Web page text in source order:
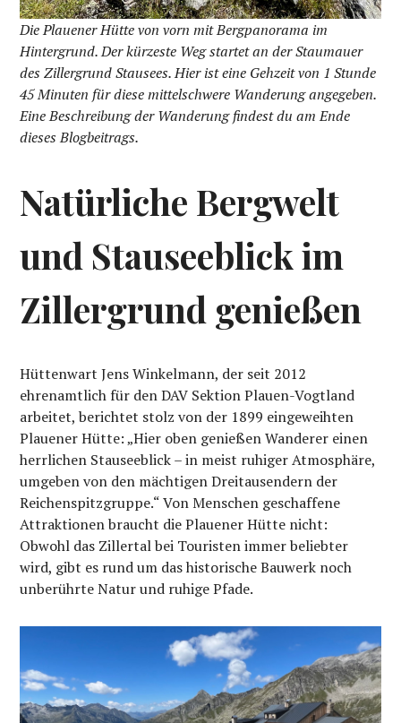
Die Plauener Hütte von vorn mit Bergpanorama im
Hintergrund. Der kürzeste Weg startet an der Staumauer
des Zillergrund Stausees. Hier ist eine Gehzeit von 1 Stunde
45 Minuten für diese mittelschwere Wanderung angegeben.
Eine Beschreibung der Wanderung findest du am Ende
dieses Blogbeitrags.
Natürliche Bergwelt
und Stauseeblick im
Zillergrund genießen
Hüttenwart Jens Winkelmann, der seit 2012
ehrenamtlich für den DAV Sektion Plauen-Vogtland
arbeitet, berichtet stolz von der 1899 eingeweihten
Plauener Hütte: „Hier oben genießen Wanderer einen
herrlichen Stauseeblick – in meist ruhiger Atmosphäre,
umgeben von den mächtigen Dreitausendern der
Reichenspitzgruppe.“ Von Menschen geschaffene
Attraktionen braucht die Plauener Hütte nicht:
Obwohl das Zillertal bei Touristen immer beliebter
wird, gibt es rund um das historische Bauwerk noch
unberührte Natur und ruhige Pfade.